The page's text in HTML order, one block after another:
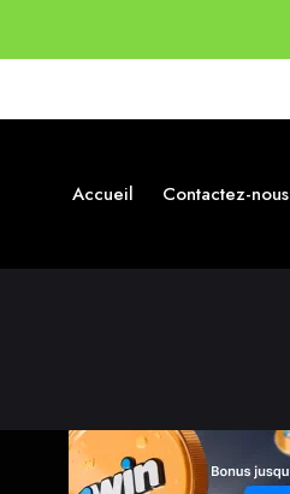
Accueil Contactez-nous